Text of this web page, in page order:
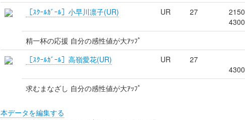
［ｽｸｰﾙｶﾞｰﾙ］小早川凛子(UR)
UR 27
2150
4300
精一杯の応援 自分の感性値が大ｱｯﾌﾟ
［ｽｸｰﾙｶﾞｰﾙ］高嶺愛花(UR)
UR
27
4300
求むまなざし 自分の感性値が大ｱｯﾌﾟ
本データを編集する